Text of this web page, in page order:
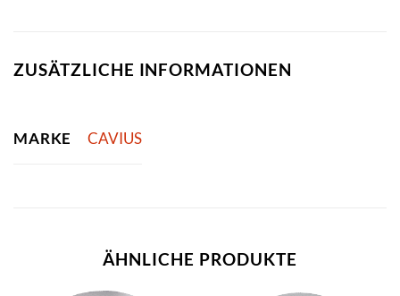
ZUSÄTZLICHE INFORMATIONEN
MARKE CAVIUS
ÄHNLICHE PRODUKTE